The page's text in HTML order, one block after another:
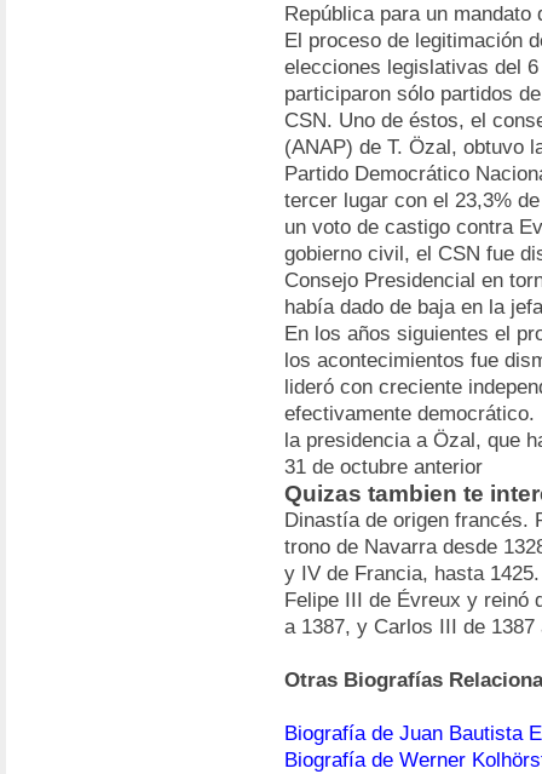
República para un mandato
El proceso de legitimación
elecciones legislativas del
participaron sólo partidos
CSN. Uno de éstos, el
(ANAP) de T. Özal, obtuvo
Partido Democrático
tercer lugar con el 23,3%
un voto de castigo contra
gobierno civil, el CSN fue
Consejo Presidencial en
había dado de baja en la
En los años siguientes el
los acontecimientos fue
lideró con creciente
efectivamente
la presidencia a Özal, que
31 de octubre anterior
Quizas tambien te
Dinastía de origen francés.
trono de Navarra desde
y IV de Francia, hasta
Felipe III de Évreux y reinó
a 1387, y Carlos III de 1387
Otras Biografías
Biografía de Juan Bautista
Biografía de Werner